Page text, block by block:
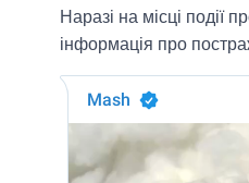
Наразі на місці події
інформація про